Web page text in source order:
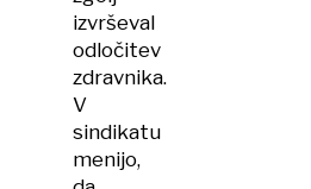
izvrševal
odločitev
zdravnika.
V
sindikatu
menijo,